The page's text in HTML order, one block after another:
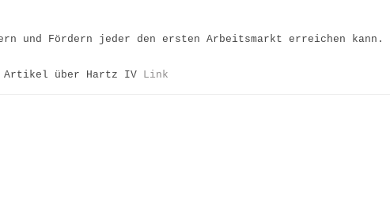
und Fördern jeder den ersten Arbeitsmarkt erreichen
Artikel über Hartz IV Link